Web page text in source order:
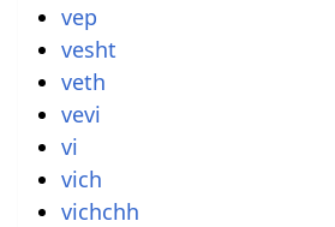
vep
vesht
veth
vevi
vi
vich
vichchh